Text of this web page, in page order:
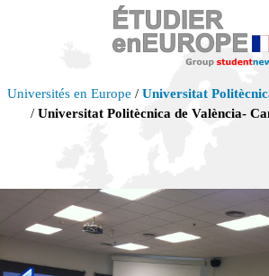
Universités en Europe / Universitat
/ Universitat Politècnica de València-